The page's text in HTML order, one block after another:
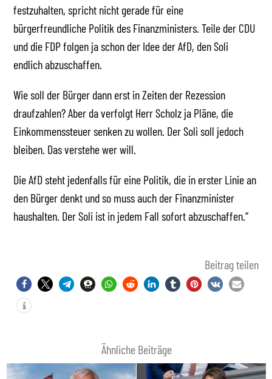
festzuhalten, spricht nicht gerade für eine
bürgerfreundliche Politik des Finanzministers. Teile der CDU
und die FDP folgen ja schon der Idee der AfD, den Soli
endlich abzuschaffen.
Wie soll der Bürger dann erst in Zeiten der Rezession
draufzahlen? Aber da verfolgt Herr Scholz ja Pläne, die
Einkommenssteuer senken zu wollen. Der Soli soll jedoch
bleiben. Das verstehe wer will.
Die AfD steht jedenfalls für eine Politik, die in erster Linie an
den Bürger denkt und so muss auch der Finanzminister
haushalten. Der Soli ist in jedem Fall sofort abzuschaffen.“
Beitrag teilen
Ähnliche Beiträge